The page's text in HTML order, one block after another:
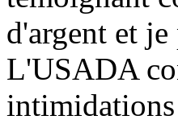
d'argent et
L'USADA
intimidations